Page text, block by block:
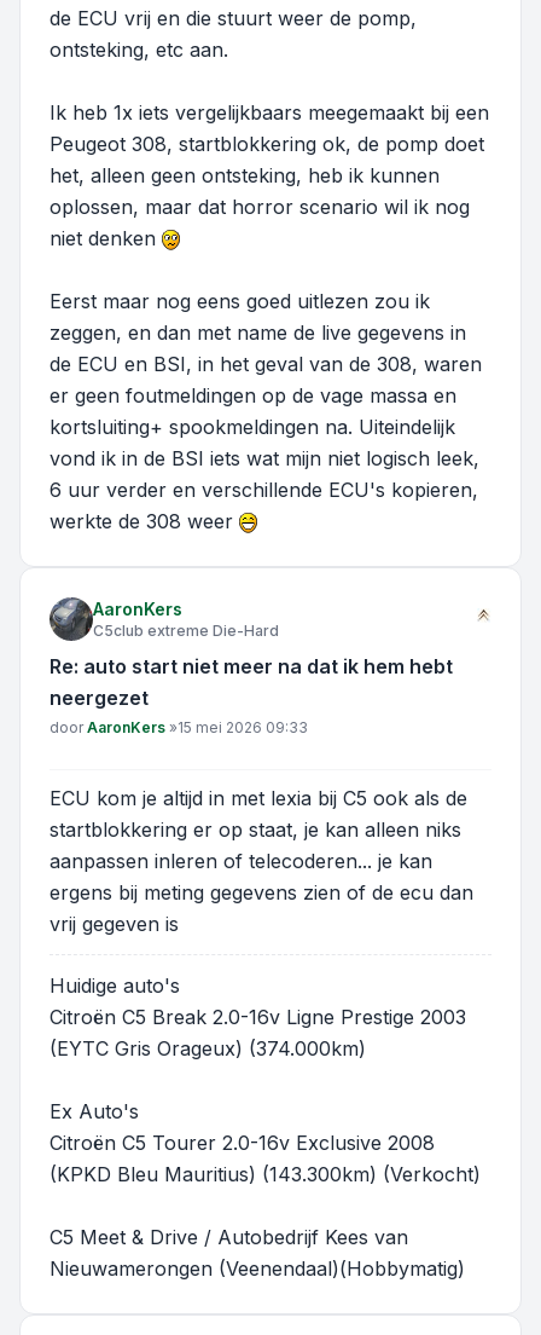
de ECU vrij en die stuurt weer de pomp,
ontsteking, etc aan.
Ik heb 1x iets vergelijkbaars meegemaakt bij een
Peugeot 308, startblokkering ok, de pomp doet
het, alleen geen ontsteking, heb ik kunnen
oplossen, maar dat horror scenario wil ik nog
niet denken
Eerst maar nog eens goed uitlezen zou ik
zeggen, en dan met name de live gegevens in
de ECU en BSI, in het geval van de 308, waren
er geen foutmeldingen op de vage massa en
kortsluiting+ spookmeldingen na. Uiteindelijk
vond ik in de BSI iets wat mijn niet logisch leek,
6 uur verder en verschillende ECU's kopieren,
werkte de 308 weer
AaronKers
C5club extreme Die-Hard
Re: auto start niet meer na dat ik hem hebt
neergezet
Bericht
doorAaronKers »15 mei 2026 09:33
ECU kom je altijd in met lexia bij C5 ook als de
startblokkering er op staat, je kan alleen niks
aanpassen inleren of telecoderen... je kan
ergens bij meting gegevens zien of de ecu dan
vrij gegeven is
Huidige auto's
Citroën C5 Break 2.0-16v Ligne Prestige 2003
(EYTC Gris Orageux) (374.000km)
Ex Auto's
Citroën C5 Tourer 2.0-16v Exclusive 2008
(KPKD Bleu Mauritius) (143.300km) (Verkocht)
C5 Meet & Drive / Autobedrijf Kees van
Nieuwamerongen (Veenendaal)(Hobbymatig)